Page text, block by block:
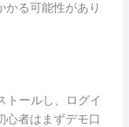
る可能性があり
トールし、ログイ
心者はまずデモ口